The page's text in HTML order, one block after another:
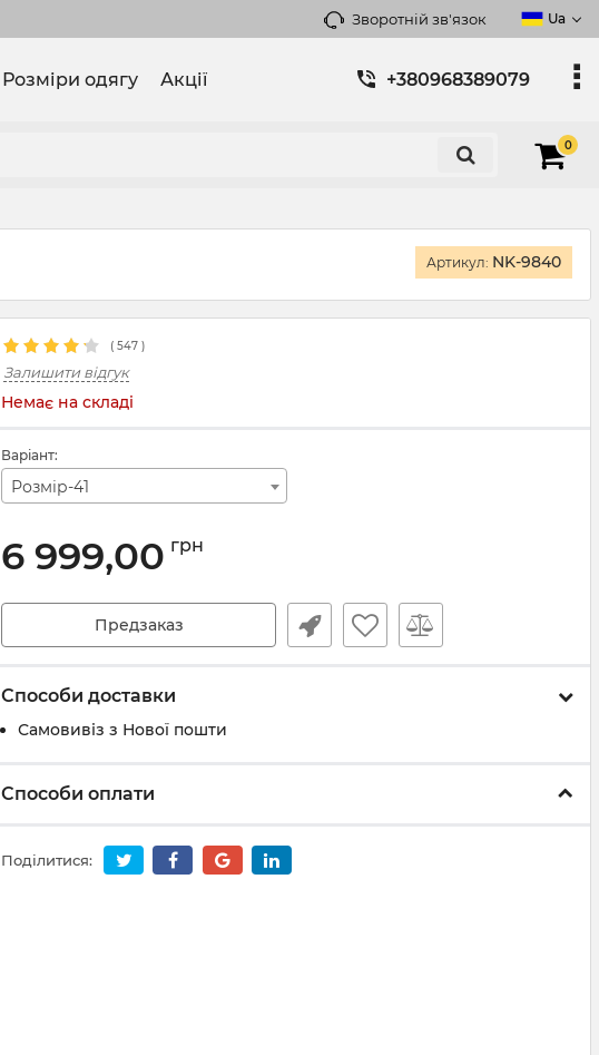
Зворотній зв'язок Ua
Розміри одягу Акції +380968389079
0
Артикул: NK-9840
( 547 )
Залишити відгук
Немає на складі
Варіант:
Розмір-41
6 999,00 грн
Предзаказ
Способи доставки
Самовивіз з Нової пошти
Способи оплати
Поділитися: